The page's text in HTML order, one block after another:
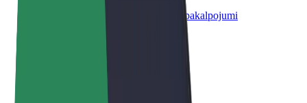
Tavam uzņēmumam pielāgoti Bolt pakalpojumi